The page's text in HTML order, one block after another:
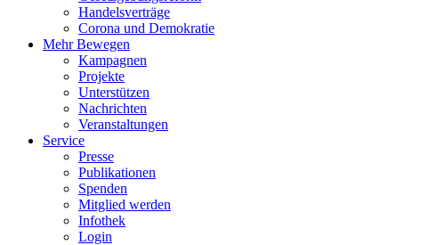
Handelsverträge
Corona und Demokratie
Mehr Bewegen
Kampagnen
Projekte
Unterstützen
Nachrichten
Veranstaltungen
Service
Presse
Publikationen
Spenden
Mitglied werden
Infothek
Login